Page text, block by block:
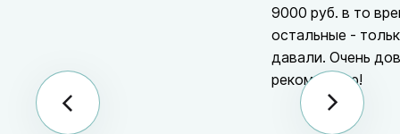
9000 руб. в то
остальные -
давали. Очень
рекомендую!